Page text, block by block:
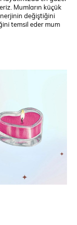
Mumların küçük
değiştiğini
temsil eder mum